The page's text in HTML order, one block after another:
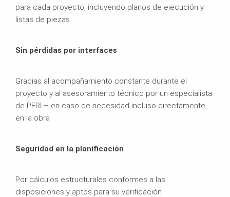
para cada proyecto, incluyendo planos de ejecución y
listas de piezas
Sin pérdidas por interfaces
Gracias al acompañamiento constante durante el
proyecto y al asesoramiento técnico por un especialista
de PERI – en caso de necesidad incluso directamente
en la obra
Seguridad en la planificación
Por cálculos estructurales conformes a las
disposiciones y aptos para su verificación